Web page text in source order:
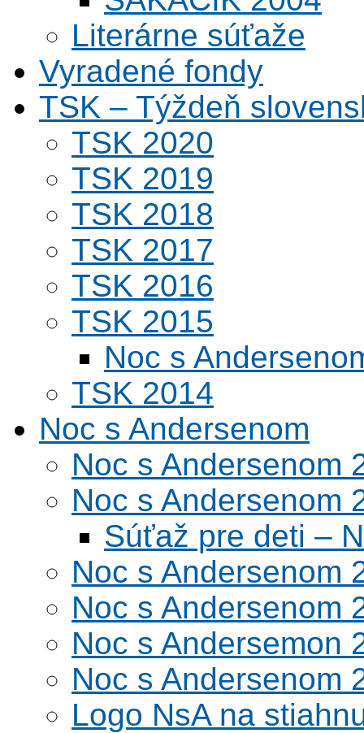
Literárne súťaže
Vyradené fondy
TSK – Týždeň
TSK 2020
TSK 2019
TSK 2018
TSK 2017
TSK 2016
TSK 2015
Noc s
TSK 2014
Noc s Andersenom
Noc s Andersenom
Noc s Andersenom
Súťaž pre deti –
Noc s Andersenom
Noc s Andersenom
Noc s Andersemon
Noc s Andersenom
Logo NsA na